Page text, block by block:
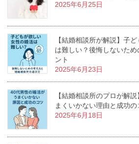
2025年6月25日
【結婚相談所が解説】子
は難しい？後悔しないた
ント
2025年6月23日
【結婚相談所のプロが解
まくいかない理由と成功の
2025年6月18日